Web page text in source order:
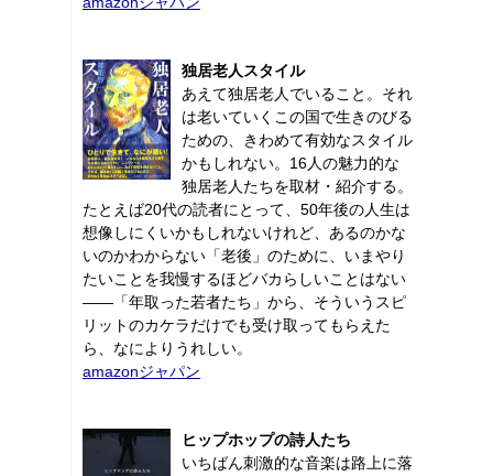
独居老人スタイル
あえて独居老人でいること。それ
は老いていくこの国で生きのびる
ための、きわめて有効なスタイル
かもしれない。16人の魅力的な
独居老人たちを取材・紹介する。
たとえば20代の読者にとって、50年後の人生は
想像しにくいかもしれないけれど、あるのかな
いのかわからない「老後」のために、いまやり
たいことを我慢するほどバカらしいことはない
――「年取った若者たち」から、そういうスピ
リットのカケラだけでも受け取ってもらえた
ら、なによりうれしい。
amazonジャパン
ヒップホップの詩人たち
いちばん刺激的な音楽は路上に落